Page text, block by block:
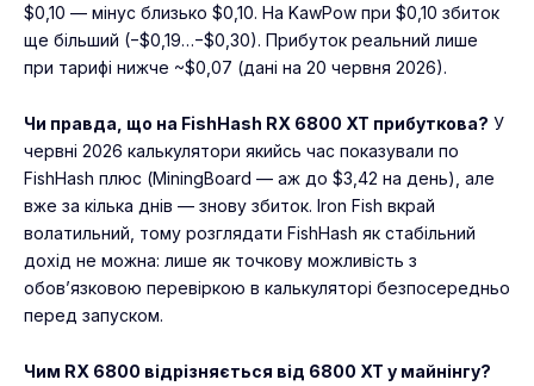
$0,10 — мінус близько $0,10. На KawPow при $0,10 збиток
ще більший (−$0,19…−$0,30). Прибуток реальний лише
при тарифі нижче ~$0,07 (дані на 20 червня 2026).
Чи правда, що на FishHash RX 6800 XT прибуткова? У
червні 2026 калькулятори якийсь час показували по
FishHash плюс (MiningBoard — аж до $3,42 на день), але
вже за кілька днів — знову збиток. Iron Fish вкрай
волатильний, тому розглядати FishHash як стабільний
дохід не можна: лише як точкову можливість з
обов’язковою перевіркою в калькуляторі безпосередньо
перед запуском.
Чим RX 6800 відрізняється від 6800 XT у майнінгу?